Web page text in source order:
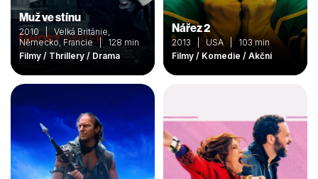
Muž ve stínu
2010 | Velká Británie,
Německo, Francie | 128 min
Filmy / Thrillery / Drama
Nářez 2
2013 | USA | 103 min
Filmy / Komedie / Akční